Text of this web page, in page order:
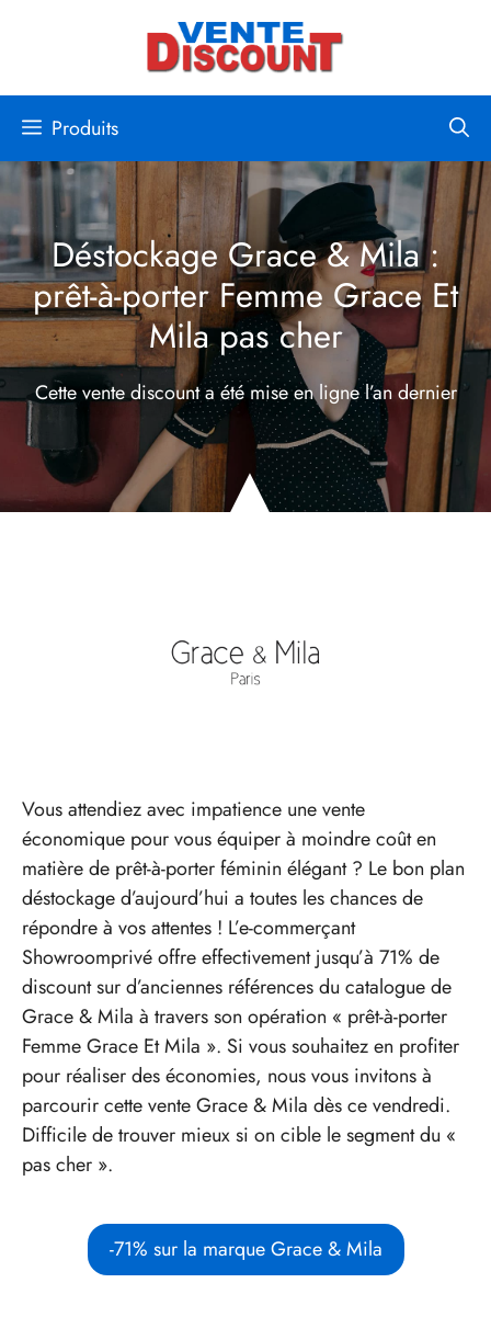
Produits
Déstockage Grace & Mila :
prêt-à-porter Femme Grace Et
Mila pas cher
Cette vente discount a été mise en lignel’an dernier
Vous attendiez avec impatience une vente
économique pour vous équiper à moindre coût en
matière de prêt-à-porter féminin élégant ? Le bon plan
déstockage d’aujourd’hui a toutes les chances de
répondre à vos attentes ! L’e-commerçant
Showroomprivé offre effectivement jusqu’à 71% de
discount sur d’anciennes références du catalogue de
Grace & Mila à travers son opération « prêt-à-porter
Femme Grace Et Mila ». Si vous souhaitez en profiter
pour réaliser des économies, nous vous invitons à
parcourir cette vente Grace & Mila dès ce vendredi.
Difficile de trouver mieux si on cible le segment du «
pas cher ».
-71% sur la marque Grace & Mila